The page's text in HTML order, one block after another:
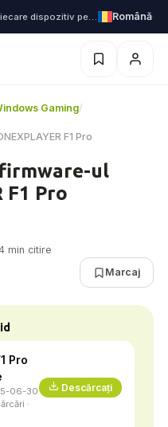
Română
Gaming/
F1 Pro
ul
F1 Pro
min citire
Marcaj
Pro
06-30
·
Descărcați